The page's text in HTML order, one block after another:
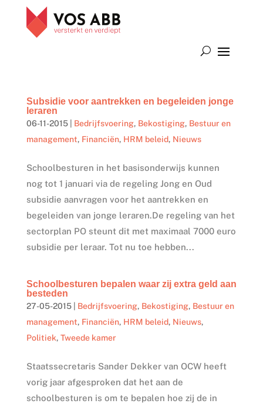
Subsidie voor aantrekken en begeleiden jonge
leraren
06-11-2015| Bedrijfsvoering, Bekostiging, Bestuur en
management, Financiën, HRM beleid, Nieuws
Schoolbesturen in het basisonderwijs kunnen
nog tot 1 januari via de regeling Jong en Oud
subsidie aanvragen voor het aantrekken en
begeleiden van jonge leraren.De regeling van het
sectorplan PO steunt dit met maximaal 7000 euro
subsidie per leraar. Tot nu toe hebben...
Schoolbesturen bepalen waar zij extra geld aan
besteden
27-05-2015| Bedrijfsvoering, Bekostiging, Bestuur en
management, Financiën, HRM beleid, Nieuws,
Politiek, Tweede kamer
Staatssecretaris Sander Dekker van OCW heeft
vorig jaar afgesproken dat het aan de
schoolbesturen is om te bepalen hoe zij de in